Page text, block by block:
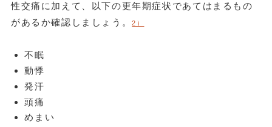
性交痛に加えて、以下の更年期症状であてはまるもの
があるか確認しましょう。2）
不眠
動悸
発汗
頭痛
めまい